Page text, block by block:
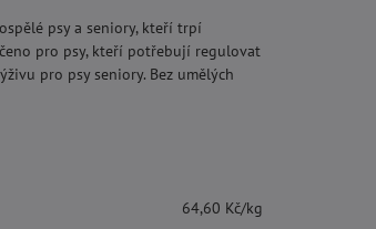
psy a seniory, kteří trpí
pro psy, kteří potřebují regulovat
pro psy seniory. Bez umělých
64,60 Kč/kg